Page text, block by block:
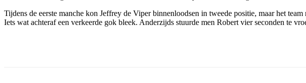
Tijdens de eerste manche kon Jeffrey de Viper binnenloodsen in tweede positie, maar het
Iets wat achteraf een verkeerde gok bleek. Anderzijds stuurde men Robert vier seconden te